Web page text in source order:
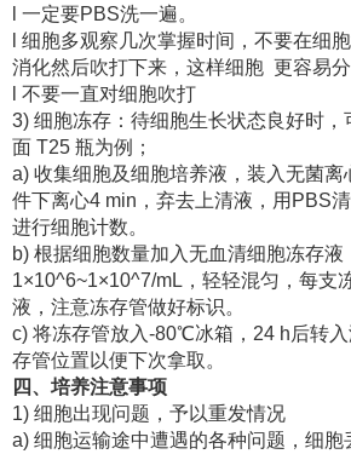
l 一定要PBS洗一遍。
l 细胞多观察几次掌握时间，不要在细
消化然后吹打下来，这样细胞 更容易分
l 不要一直对细胞吹打
3) 细胞冻存：待细胞生长状态良好时
面 T25 瓶为例；
a) 收集细胞及细胞培养液，装入无菌离
件下离心4 min，弃去上清液，用PBS
进行细胞计数。
b) 根据细胞数量加入无血清细胞冻存液
1×10^6~1×10^7/mL，轻轻混匀，每支
液，注意冻存管做好标识。
c) 将冻存管放入-80℃冰箱，24 h后转
存管位置以便下次拿取。
四、培养注意事项
1) 细胞出现问题，予以重发情况
a) 细胞运输途中遭遇的各种问题，细